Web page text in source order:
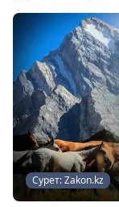
Сурет: Zakon.kz